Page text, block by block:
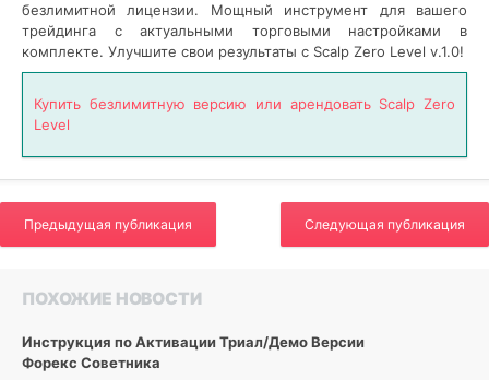
форекс
скальпер,
Scalp
Zero
,
Meta
5,
версия
1.0,
аренда,
настройки
безлимитной лицензии. Мощный инструмент для вашего
трейдинга с актуальными торговыми настройками в
комплекте. Улучшите свои результаты с Scalp Zero Level v.1.0!
Купить безлимитную версию или арендовать Scalp Zero
Level
Предыдущая публикация Следующая публикация
ПОХОЖИЕ НОВОСТИ
Инструкция по Активации Триал/Демо Версии
Форекс Советника